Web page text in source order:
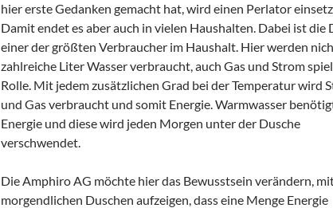
hier erste Gedanken gemacht hat, wird einen Perlator
Damit endet es aber auch in vielen Haushalten. Dabei ist die
einer der größten Verbraucher im Haushalt. Hier werden
zahlreiche Liter Wasser verbraucht, auch Gas und Strom
Rolle. Mit jedem zusätzlichen Grad bei der Temperatur wird
und Gas verbraucht und somit Energie. Warmwasser
Energie und diese wird jeden Morgen unter der Dusche
verschwendet.
Die Amphiro AG möchte hier das Bewusstsein verändern,
morgendlichen Duschen aufzeigen, dass eine Menge Energie